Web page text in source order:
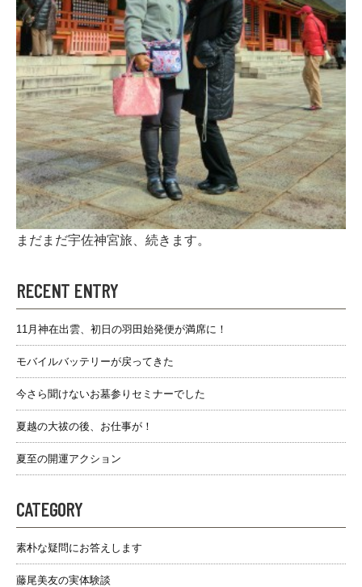
まだまだ宇佐神宮旅、続きます。
RECENT ENTRY
11月神在出雲、初日の羽田始発便が満席に！
モバイルバッテリーが戻ってきた
今さら聞けないお墓参りセミナーでした
夏越の大祓の後、お仕事が！
夏至の開運アクション
CATEGORY
素朴な疑問にお答えします
藤尾美友の実体験談